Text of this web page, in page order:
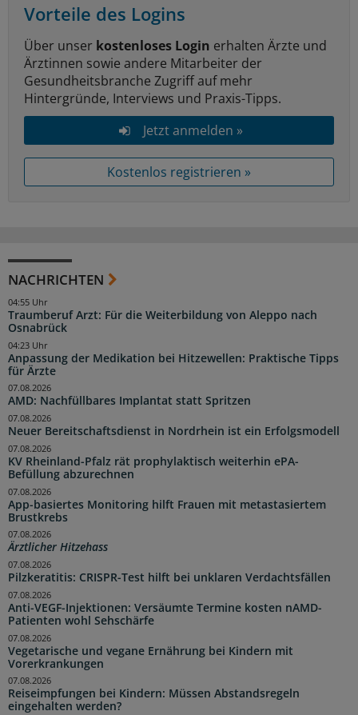
Vorteile des Logins
Über unser kostenloses Login erhalten Ärzte und
Ärztinnen sowie andere Mitarbeiter der
Gesundheitsbranche Zugriff auf mehr
Hintergründe, Interviews und Praxis-Tipps.
Jetzt anmelden »
Kostenlos registrieren »
NACHRICHTEN
Traumberuf Arzt: Für die Weiterbildung von Aleppo nach
Osnabrück
04:55 Uhr
Anpassung der Medikation bei Hitzewellen: Praktische Tipps
für Ärzte
04:23 Uhr
AMD: Nachfüllbares Implantat statt Spritzen
07.08.2026
Neuer Bereitschaftsdienst in Nordrhein ist ein Erfolgsmodell
07.08.2026
KV Rheinland-Pfalz rät prophylaktisch weiterhin ePA-
Befüllung abzurechnen
07.08.2026
App-basiertes Monitoring hilft Frauen mit metastasiertem
Brustkrebs
07.08.2026
Ärztlicher Hitzehass
07.08.2026
Pilzkeratitis: CRISPR-Test hilft bei unklaren Verdachtsfällen
07.08.2026
Anti-VEGF-Injektionen: Versäumte Termine kosten nAMD-
Patienten wohl Sehschärfe
07.08.2026
Vegetarische und vegane Ernährung bei Kindern mit
Vorerkrankungen
07.08.2026
Reiseimpfungen bei Kindern: Müssen Abstandsregeln
eingehalten werden?
07.08.2026